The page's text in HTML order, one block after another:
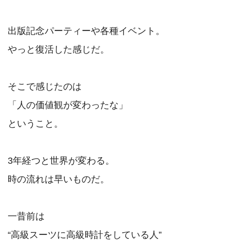
出版記念パーティーや各種イベント。
やっと復活した感じだ。
そこで感じたのは
「人の価値観が変わったな」
ということ。
3年経つと世界が変わる。
時の流れは早いものだ。
一昔前は
“高級スーツに高級時計をしている人”